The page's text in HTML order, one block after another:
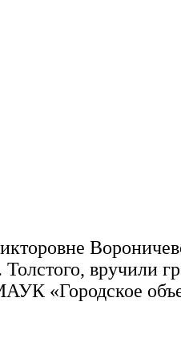
вручили
«Городское